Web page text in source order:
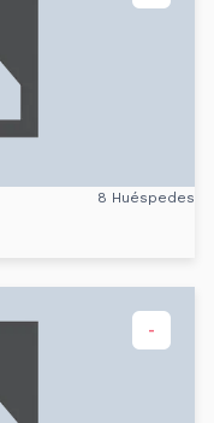
8 Huéspedes
-